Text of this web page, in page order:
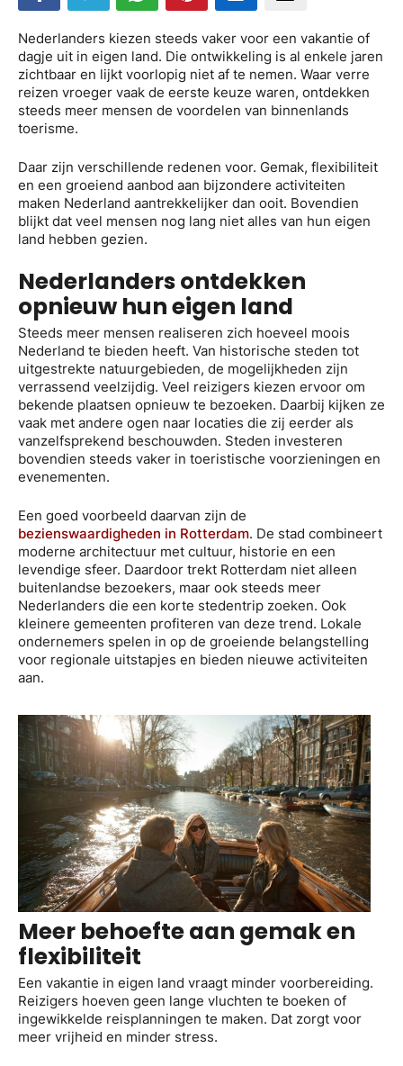
Nederlanders kiezen steeds vaker voor een vakantie of
dagje uit in eigen land. Die ontwikkeling is al enkele jaren
zichtbaar en lijkt voorlopig niet af te nemen. Waar verre
reizen vroeger vaak de eerste keuze waren, ontdekken
steeds meer mensen de voordelen van binnenlands
toerisme.
Daar zijn verschillende redenen voor. Gemak, flexibiliteit
en een groeiend aanbod aan bijzondere activiteiten
maken Nederland aantrekkelijker dan ooit. Bovendien
blijkt dat veel mensen nog lang niet alles van hun eigen
land hebben gezien.
Nederlanders ontdekken
opnieuw hun eigen land
Steeds meer mensen realiseren zich hoeveel moois
Nederland te bieden heeft. Van historische steden tot
uitgestrekte natuurgebieden, de mogelijkheden zijn
verrassend veelzijdig. Veel reizigers kiezen ervoor om
bekende plaatsen opnieuw te bezoeken. Daarbij kijken ze
vaak met andere ogen naar locaties die zij eerder als
vanzelfsprekend beschouwden. Steden investeren
bovendien steeds vaker in toeristische voorzieningen en
evenementen.
Een goed voorbeeld daarvan zijn de
bezienswaardigheden in Rotterdam. De stad combineert
moderne architectuur met cultuur, historie en een
levendige sfeer. Daardoor trekt Rotterdam niet alleen
buitenlandse bezoekers, maar ook steeds meer
Nederlanders die een korte stedentrip zoeken. Ook
kleinere gemeenten profiteren van deze trend. Lokale
ondernemers spelen in op de groeiende belangstelling
voor regionale uitstapjes en bieden nieuwe activiteiten
aan.
Meer behoefte aan gemak en
flexibiliteit
Een vakantie in eigen land vraagt minder voorbereiding.
Reizigers hoeven geen lange vluchten te boeken of
ingewikkelde reisplanningen te maken. Dat zorgt voor
meer vrijheid en minder stress.